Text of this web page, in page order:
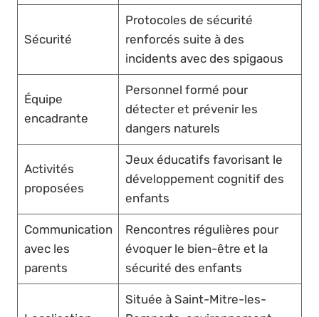
Sécurité
Protocoles de sécurité
renforcés suite à des
incidents avec des spigaous
Équipe
encadrante
Personnel formé pour
détecter et prévenir les
dangers naturels
Activités
proposées
Jeux éducatifs favorisant le
développement cognitif des
enfants
Communication
avec les
parents
Rencontres régulières pour
évoquer le bien-être et la
sécurité des enfants
Située à Saint-Mitre-les-